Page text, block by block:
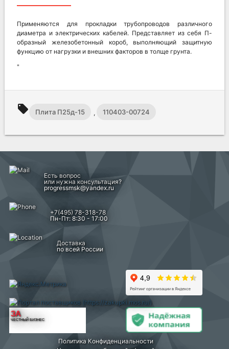
Применяются для прокладки трубопроводов различного
диаметра и электрических кабелей. Представляет из себя П-
образный железобетонный короб, выполняющий защитную
функцию от нагрузки и внешних факторов в толще грунта.
"
local_offer Плита П25д-15 , 110403-00724
Есть вопрос
или нужна консультация?
progressmsk@yandex.ru
+7(495) 78-318-78
Пн-Пт: 8:30 - 17:00
Доставка
по всей России
ЗА
ЧЕСТНЫЙ БИЗНЕС
Политика Конфиденциальности